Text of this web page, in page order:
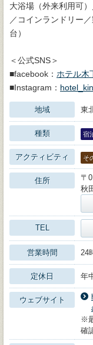
大浴場（外来利用可
／コインランドリー
台）
＜公式SNS＞
■facebook： ホテル木
■Instagram：
地域 東
種類 宿
アクティビティ そ
住所
〒
秋
TEL
営業時間 24
定休日 年
ウェブサイト
※
確